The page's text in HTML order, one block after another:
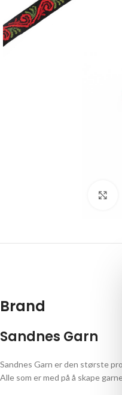
Brand
Sandnes Garn
Sandnes Garn er den største
Alle som er med på å skape